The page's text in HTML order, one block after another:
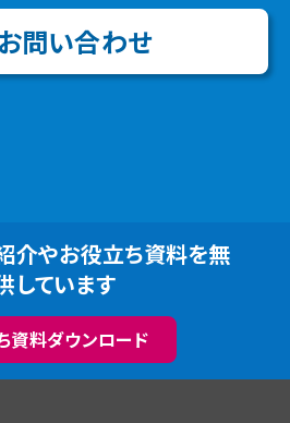
お問い合わせ
介やお役立ち資料を無
しています
資料ダウンロード